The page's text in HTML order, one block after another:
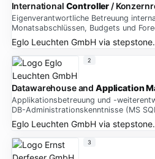
International Controller /
Eigenverantwortliche Betreuung
Monatsabschlüssen, Budgets und
Eglo Leuchten GmbHvia
Datawarehouse and Application
Applikationsbetreuung und -
DB-Administrationskenntnisse (MS
Eglo Leuchten GmbHvia
2
3